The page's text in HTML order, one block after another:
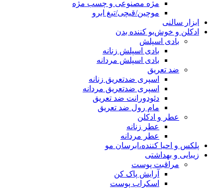
مژه مصنوعی و چسب مژه
موچین/قیچی/تیغ ابرو
ابزار سالنی
ادکلن و خوش‌بو کننده بدن
بادی اسپلش
بادی اسپلش زنانه
بادی اسپلش مردانه
ضد تعریق
اسپری ضدتعریق زنانه
اسپری ضدتعریق مردانه
دئودورانت ضد تعریق
مام رول ضد تعریق
عطر و ادکلن
عطر زنانه
عطر مردانه
پلکس و احیا کننده،ابرسان مو
زیبایی و بهداشتی
مراقبت پوست
آرایش پاک کن
اسکراب پوست